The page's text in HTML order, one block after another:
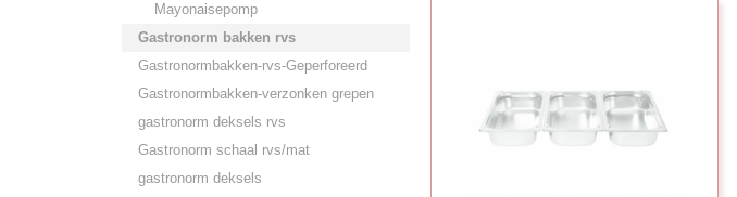
Mayonaisepomp
Gastronorm bakken rvs
Gastronormbakken-rvs-Geperforeerd
Gastronormbakken-verzonken grepen
gastronorm deksels rvs
Gastronorm schaal rvs/mat
gastronorm deksels